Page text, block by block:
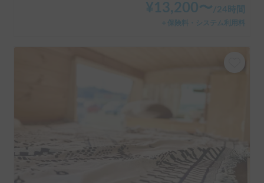
¥ 13,200〜 /24時間
＋保険料・システム利用料